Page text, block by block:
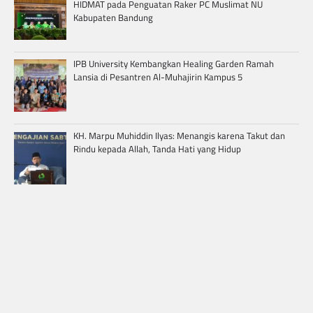
HIDMAT pada Penguatan Raker PC Muslimat NU
Kabupaten Bandung
IPB University Kembangkan Healing Garden Ramah
Lansia di Pesantren Al-Muhajirin Kampus 5
KH. Marpu Muhiddin Ilyas: Menangis karena Takut dan
Rindu kepada Allah, Tanda Hati yang Hidup